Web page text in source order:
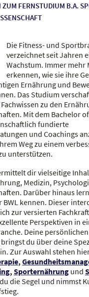
ZUM FERNSTUDIUM B.A.
Die Fitness- und
verzeichnet seit Jahren
Wachstum. Immer mehr
erkennen, wie sie ihre
Ernährung und
Das Studium
zu den
Mit dem Bachelor
fundierte
und Coachings
Weg zu einem
unterstützen.
dir vielseitige
Medizin,
Darüber hinaus
BWL kennen. Dieser
zur versierten
Perspektiven in
Deine
du über deine
Zur Auswahl stehen
,
, Sporternährungund
die Segel und nimmst